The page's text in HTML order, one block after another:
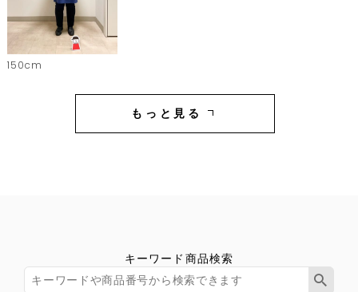
150cm
もっと見る
キーワード商品検索